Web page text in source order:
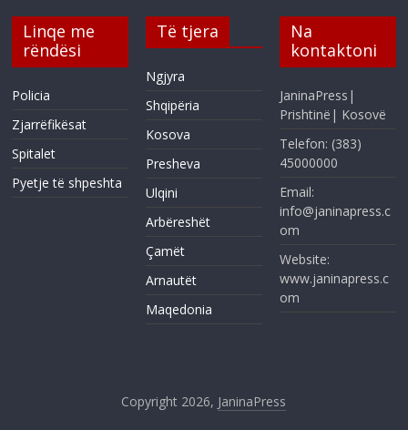
Linqe me
rëndësi
Policia
Zjarrëfikësat
Spitalet
Pyetje të shpeshta
Të tjera
Ngjyra
Shqipëria
Kosova
Presheva
Ulqini
Arbëreshët
Çamët
Arnautët
Maqedonia
Na
kontaktoni
JaninaPress|
Prishtinë| Kosovë
Telefon: (383)
45000000
Email:
info@janinapress.c
om
Website:
www.janinapress.c
om
Copyright 2026, JaninaPress